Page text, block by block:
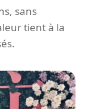
sans
tient à la